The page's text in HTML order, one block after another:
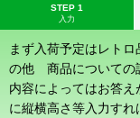
STEP 1
入力
まず入荷予定はレト
の他 商品についての
内容によってはお答
に縦横高さ等入力す